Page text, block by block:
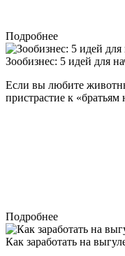
Подробнее
Зообизнес: 5 идей для
Если вы любите
пристрастие к
Подробнее
Как заработать на